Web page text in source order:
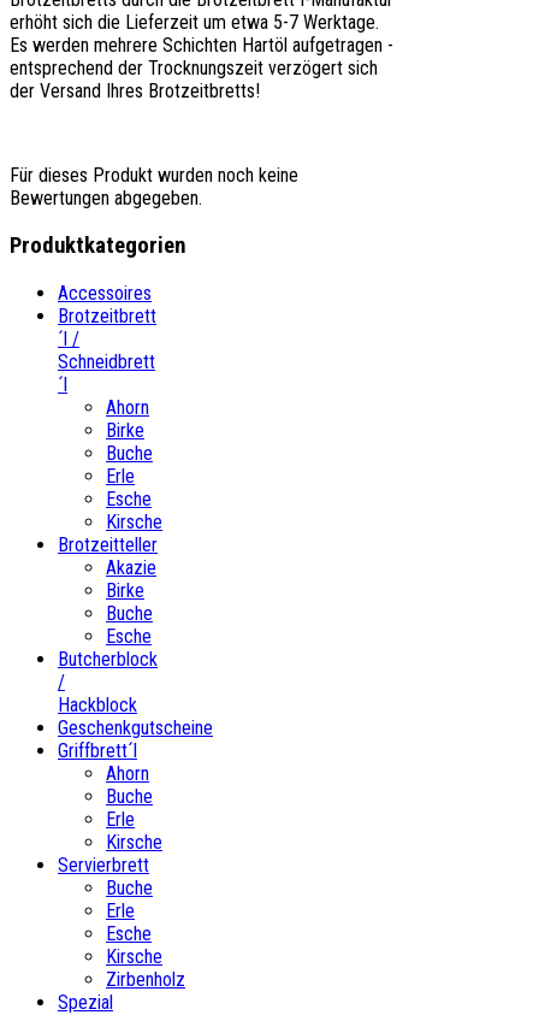
erhöht sich die Lieferzeit um etwa 5-7 Werktage.
Es werden mehrere Schichten Hartöl aufgetragen -
entsprechend der Trocknungszeit verzögert sich
der Versand Ihres Brotzeitbretts!
Für dieses Produkt wurden noch keine
Bewertungen abgegeben.
Produktkategorien
Accessoires
Brotzeitbrett
´l /
Schneidbrett
´l
Ahorn
Birke
Buche
Erle
Esche
Kirsche
Brotzeitteller
Akazie
Birke
Buche
Esche
Butcherblock
/
Hackblock
Geschenkgutscheine
Griffbrett´l
Ahorn
Buche
Erle
Kirsche
Servierbrett
Buche
Erle
Esche
Kirsche
Zirbenholz
Spezial